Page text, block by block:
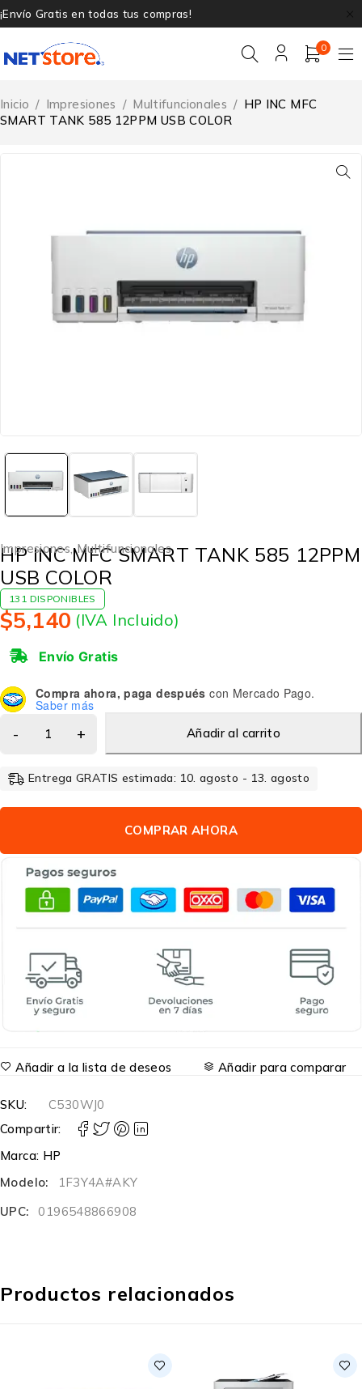
¡Envío Gratis en todas tus compras!
0
Inicio / Impresiones / Multifuncionales / HP INC MFC
SMART TANK 585 12PPM USB COLOR
Impresiones,Multifuncionales
HP INC MFC SMART TANK 585 12PPM
USB COLOR
131 DISPONIBLES
$5,140 (IVA Incluido)
Envío Gratis
Compra ahora, paga después con Mercado Pago.
Saber más
Añadir al carrito
Entrega GRATIS estimada: 10. agosto - 13. agosto
COMPRAR AHORA
Añadir a la lista de deseos Añadir para comparar
SKU:
C530WJ0
Compartir:
Marca: HP
Modelo:
1F3Y4A#AKY
UPC:
0196548866908
Productos relacionados